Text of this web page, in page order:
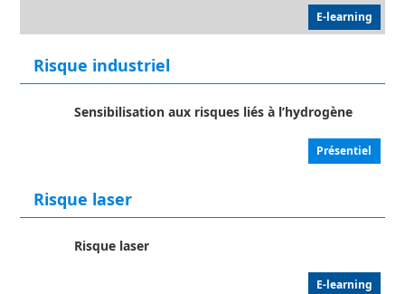
E-learning
Risque industriel
Sensibilisation aux risques liés à l’hydrogène
Présentiel
Risque laser
Risque laser
E-learning